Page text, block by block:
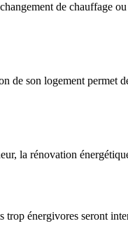
de chauffage
de son logement permet
la rénovation
trop énergivores seront